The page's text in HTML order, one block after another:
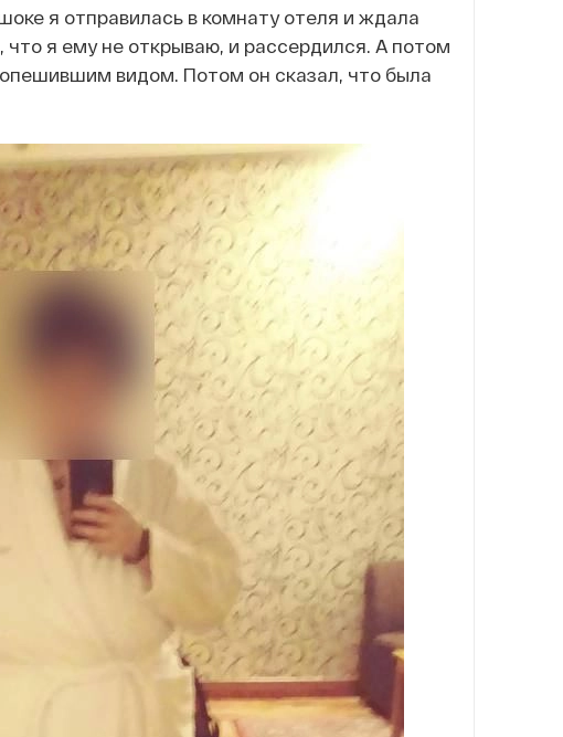
я отправилась в комнату отеля и ждала
что я ему не открываю, и рассердился. А потом
видом. Потом он сказал, что была